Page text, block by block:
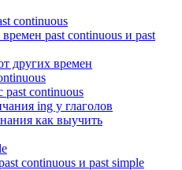
continuous
past continuous и past
других времен
continuous
ing у глаголов
как выучить
continuous и past simple